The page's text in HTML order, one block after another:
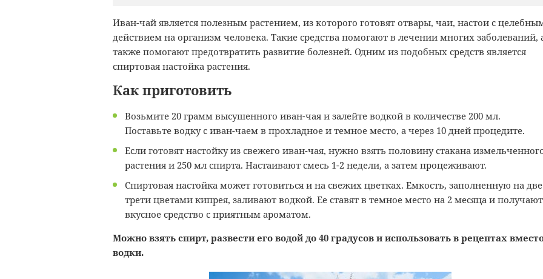
Иван-чай является полезным растением, из которого готовят отвары, чаи, настои с
действием на организм человека. Такие средства помогают в лечении многих заболеваний,
также помогают предотвратить развитие болезней. Одним из подобных средств является
спиртовая настойка растения.
Как приготовить
Возьмите 20 грамм высушенного иван-чая и залейте водкой в количестве 200 мл.
Поставьте водку с иван-чаем в прохладное и темное место, а через 10 дней процедите.
Если готовят настойку из свежего иван-чая, нужно взять половину стакана
растения и 250 мл спирта. Настаивают смесь 1-2 недели, а затем процеживают.
Спиртовая настойка может готовиться и на свежих цветках. Емкость, заполненную на две
трети цветами кипрея, заливают водкой. Ее ставят в темное место на 2 месяца и получают
вкусное средство с приятным ароматом.
Можно взять спирт, развести его водой до 40 градусов и использовать в рецептах
водки.